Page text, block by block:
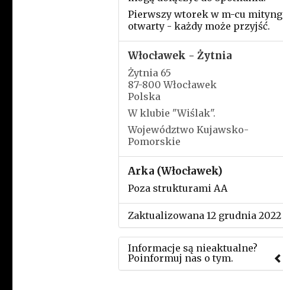
Pierwszy wtorek w m-cu mityng
otwarty - każdy może przyjść.
Włocławek - Żytnia
Żytnia 65
87-800 Włocławek
Polska
W klubie "Wiślak".
Województwo Kujawsko-
Pomorskie
Arka (Włocławek)
Poza strukturami AA
Zaktualizowana 12 grudnia 2022
Informacje są nieaktualne?
Poinformuj nas o tym.